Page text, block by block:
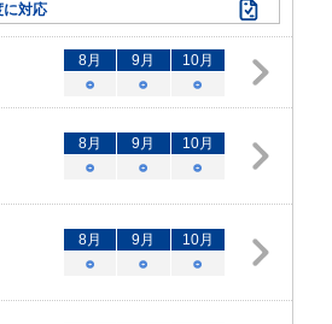
に対応
8月 9月 10月
○
○ ○
8月 9月 10月
○
○ ○
8月 9月 10月
○
○ ○